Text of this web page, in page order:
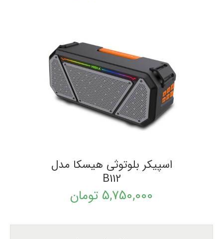
اسپیکر بلوتوثی هیسکا مدل
B112
5,750,000 تومان